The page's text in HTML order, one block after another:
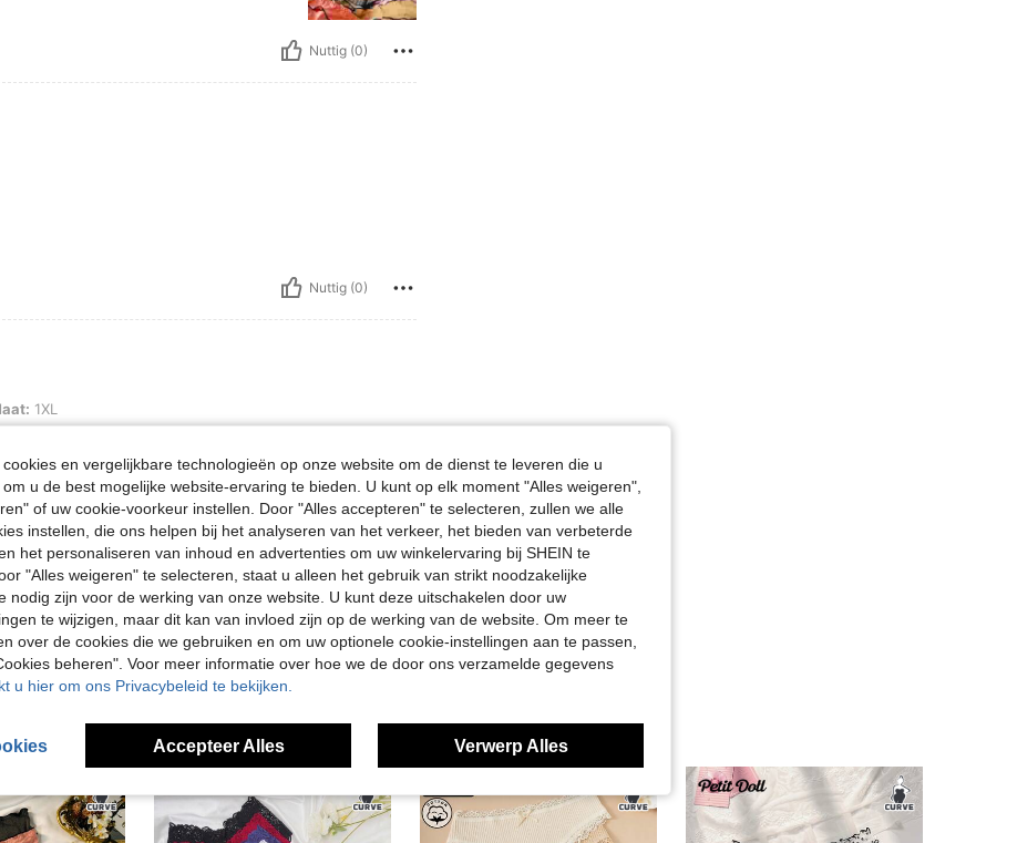
Nuttig (0)
Nuttig (0)
1XL
Nuttig (0)
Bekijken
en vergelijkbare technologieën op onze website om de dienst te leveren die u
u de best mogelijke website-ervaring te bieden. U kunt op elk moment "Alles weigeren",
of uw cookie-voorkeur instellen. Door "Alles accepteren" te selecteren, zullen we alle
instellen, die ons helpen bij het analyseren van het verkeer, het bieden van verbeterde
het personaliseren van inhoud en advertenties om uw winkelervaring bij SHEIN te
"Alles weigeren" te selecteren, staat u alleen het gebruik van strikt noodzakelijke
nodig zijn voor de werking van onze website. U kunt deze uitschakelen door uw
te wijzigen, maar dit kan van invloed zijn op de werking van de website. Om meer te
over de cookies die we gebruiken en om uw optionele cookie-instellingen aan te passen,
beheren". Voor meer informatie over hoe we de door ons verzamelde gegevens
u hier om ons Privacybeleid te bekijken.
Accepteer Alles Verwerp Alles